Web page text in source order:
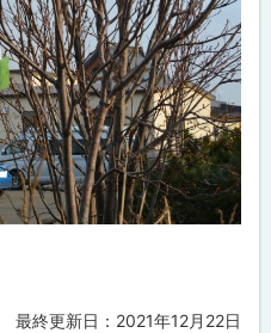
最終更新日： 2021年12月22日